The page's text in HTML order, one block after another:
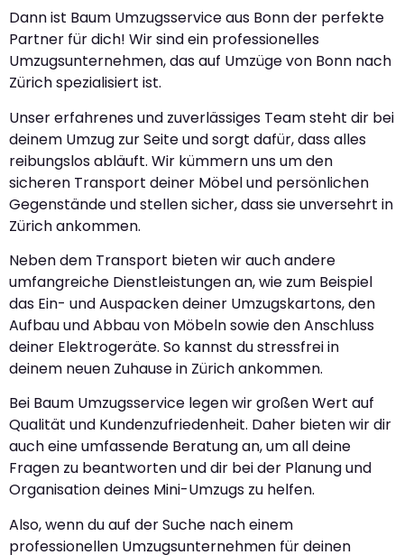
Dann ist Baum Umzugsservice aus Bonn der perfekte
Partner für dich! Wir sind ein professionelles
Umzugsunternehmen, das auf Umzüge von Bonn nach
Zürich spezialisiert ist.
Unser erfahrenes und zuverlässiges Team steht dir bei
deinem Umzug zur Seite und sorgt dafür, dass alles
reibungslos abläuft. Wir kümmern uns um den
sicheren Transport deiner Möbel und persönlichen
Gegenstände und stellen sicher, dass sie unversehrt in
Zürich ankommen.
Neben dem Transport bieten wir auch andere
umfangreiche Dienstleistungen an, wie zum Beispiel
das Ein- und Auspacken deiner Umzugskartons, den
Aufbau und Abbau von Möbeln sowie den Anschluss
deiner Elektrogeräte. So kannst du stressfrei in
deinem neuen Zuhause in Zürich ankommen.
Bei Baum Umzugsservice legen wir großen Wert auf
Qualität und Kundenzufriedenheit. Daher bieten wir dir
auch eine umfassende Beratung an, um all deine
Fragen zu beantworten und dir bei der Planung und
Organisation deines Mini-Umzugs zu helfen.
Also, wenn du auf der Suche nach einem
professionellen Umzugsunternehmen für deinen